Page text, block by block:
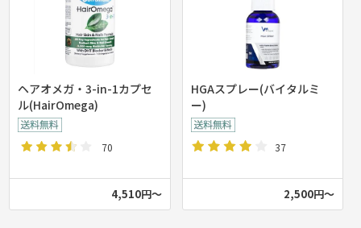
ヘアオメガ・3-in-1カプセ
ル(HairOmega)
70
4,510円～
HGAスプレー(バイタルミ
ー)
37
2,500円～